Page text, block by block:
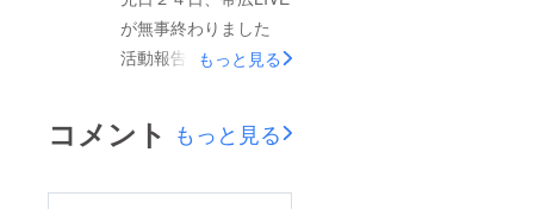
（ちーちゃん）
https://www.facebook.
12?fref=ts 安藤司
（あんでぃ）
ファンディング手数料
（5パーセント）１７
００円 リターン制作
ン制作費内訳（送料な
００円 cocoro １０
が無事終わりました
活動報告が遅れてしま
ません 無事、みなさ
まからのご支援で運ん
もっと見る
コメント もっと見る